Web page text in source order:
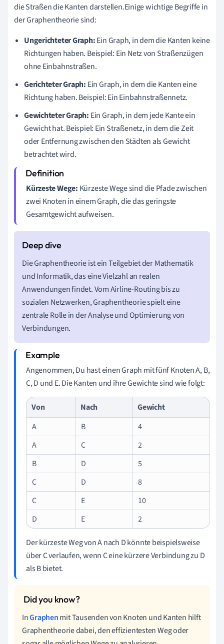
die Straßen die Kanten darstellen.Einige wichtige Begriffe in
der Graphentheorie sind:
Ungerichteter Graph:Ein Graph, in dem die Kanten keine
Richtungen haben. Beispiel: Ein Netz von Straßenzügen
ohne Einbahnstraßen.
Gerichteter Graph: Ein Graph, in dem die Kanten eine
Richtung haben. Beispiel: Ein Einbahnstraßennetz.
Gewichteter Graph: Ein Graph, in dem jede Kante ein
Gewicht hat. Beispiel: Ein Straßenetz, in dem die Zeit
oder Entfernung zwischen den Städten als Gewicht
betrachtet wird.
Kürzeste Wege: Kürzeste Wege sind die Pfade zwischen
zwei Knoten in einem Graph, die das geringste
Gesamtgewicht aufweisen.
Die Graphentheorie ist ein Teilgebiet der Mathematik
und Informatik, das eine Vielzahl an realen
Anwendungen findet. Vom Airline-Routing bis zu
sozialen Netzwerken, Graphentheorie spielt eine
zentrale Rolle in der Analyse und Optimierung von
Verbindungen.
Angenommen, Du hast einen Graph mit fünf Knoten A, B,
C, D und E. Die Kanten und ihre Gewichte sind wie folgt:
Von Nach
Gewicht
A
B
4
A
C
2
B
D
5
C
D
8
C
E
10
D
E 2
Der kürzeste Weg von A nach D könnte beispielsweise
über C verlaufen, wenn C eine kürzere Verbindung zu D
als B bietet.
InGraphenmit Tausenden von Knoten und Kanten hilft
Graphentheorie dabei, den effizientesten Weg oder